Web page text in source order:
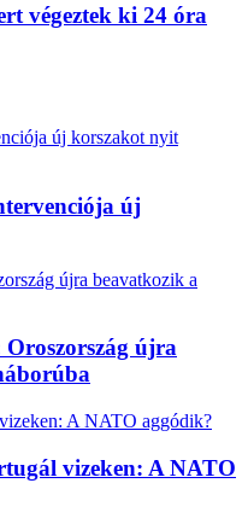
végeztek ki 24 óra
új
újra
vizeken: A NATO